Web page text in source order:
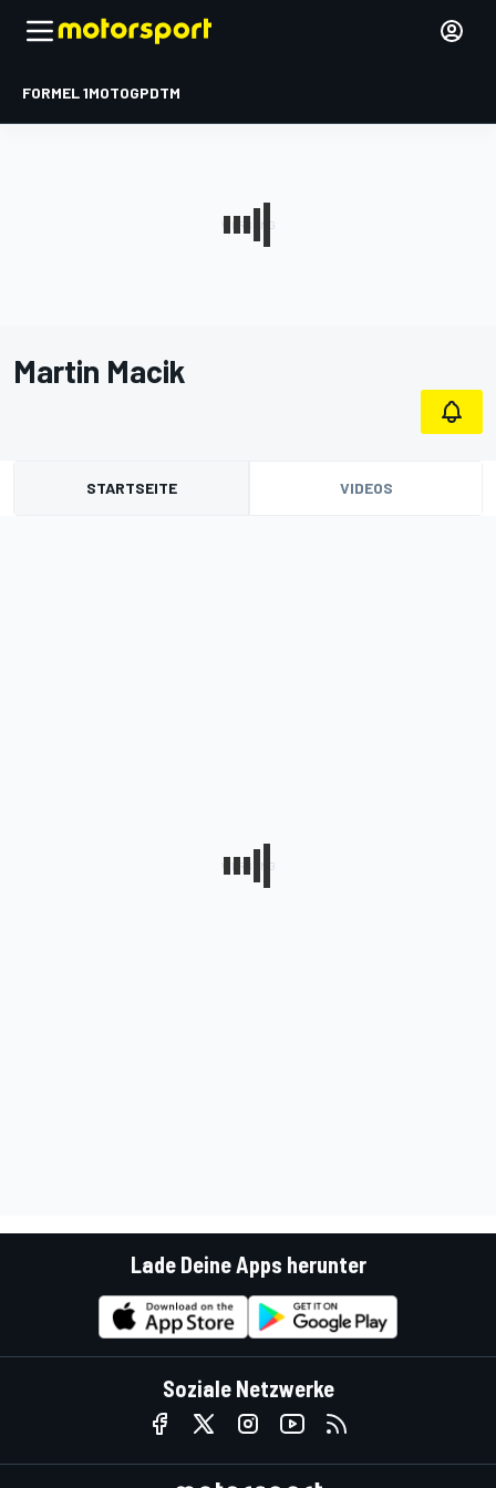
FORMEL 1MOTOGPDTM
Martin Macik
STARTSEITE VIDEOS
Lade Deine Apps herunter
Soziale Netzwerke